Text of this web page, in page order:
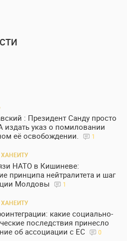
: Президент Санду просто
указ о помиловании
её освобождении.
1
НАТО в Кишиневе:
принципа нейтралитета и шаг
Молдовы
1
какие социально-
последствия принесло
об ассоциации с ЕС
0